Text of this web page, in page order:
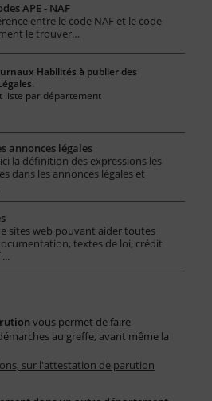
APE - NAF
entre le code NAF et le code
le trouver…
Habilités à publier des
liste par département
annonces légales
la définition des expressions les
dans les annonces légales et
sites web pouvant aider toutes
textes de loi, crédit
vous permet de faire
au greffe, avant même la
sur l'attestation de parution